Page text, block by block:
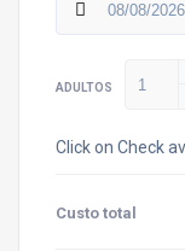
ADULTOS
Click on Check
Custo total